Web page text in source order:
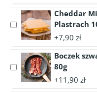
himalajska
czarna
EKO
200g
Select
accessory
Mild
White
Cheddar
Plastrach
+7,90 zł
Select
accessory
Boczek
80g
+11,90 zł